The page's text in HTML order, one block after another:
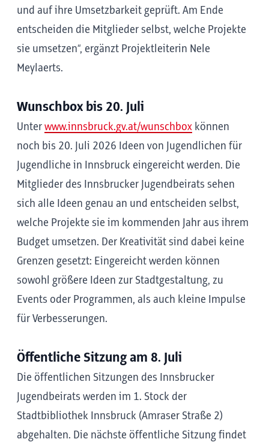
und auf ihre Umsetzbarkeit geprüft. Am Ende
entscheiden die Mitglieder selbst, welche Projekte
sie umsetzen“, ergänzt Projektleiterin Nele
Meylaerts.
Wunschbox bis 20. Juli
Unter www.innsbruck.gv.at/wunschbox können
noch bis 20. Juli 2026 Ideen von Jugendlichen für
Jugendliche in Innsbruck eingereicht werden. Die
Mitglieder des Innsbrucker Jugendbeirats sehen
sich alle Ideen genau an und entscheiden selbst,
welche Projekte sie im kommenden Jahr aus ihrem
Budget umsetzen. Der Kreativität sind dabei keine
Grenzen gesetzt: Eingereicht werden können
sowohl größere Ideen zur Stadtgestaltung, zu
Events oder Programmen, als auch kleine Impulse
für Verbesserungen.
Öffentliche Sitzung am 8. Juli
Die öffentlichen Sitzungen des Innsbrucker
Jugendbeirats werden im 1. Stock der
Stadtbibliothek Innsbruck (Amraser Straße 2)
abgehalten. Die nächste öffentliche Sitzung findet